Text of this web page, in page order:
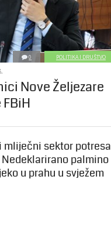
0 POLITIKA I DRUŠTVO
Nove Željezare
mliječni sektor potresa
palmino
u prahu u svježem